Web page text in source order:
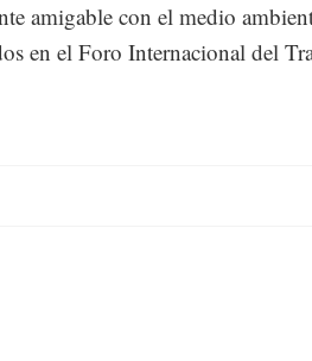
amigable con el medio
en el Foro Internacional del